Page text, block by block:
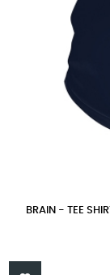
BRAIN - TEE